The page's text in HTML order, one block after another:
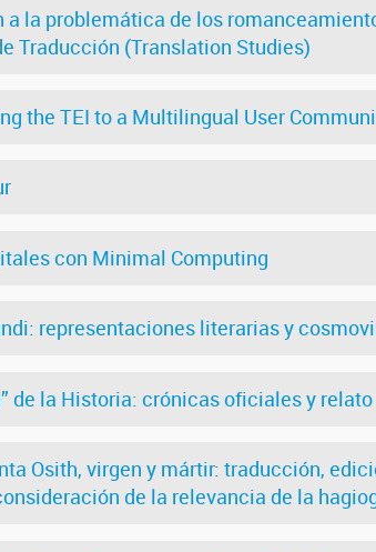
la problemática de los
Traducción (Translation Studies)
the TEI to a Multilingual User
con Minimal Computing
representaciones literarias y
de la Historia: crónicas oficiales y
Osith, virgen y mártir: traducción,
de la relevancia de la